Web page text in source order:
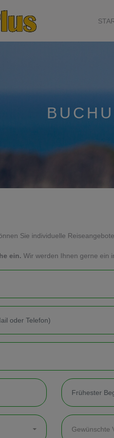
Sie individuelle
ein. Wir werden Ihnen gerne ein
Gewünschte